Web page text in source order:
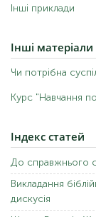
Інші приклади
Інші матеріали
Чи потрібна
Курс "Навчання
Індекс статей
До справжнього
Викладання
дискусія